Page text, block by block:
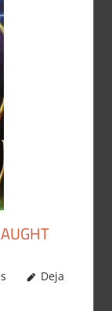
BananaDeja